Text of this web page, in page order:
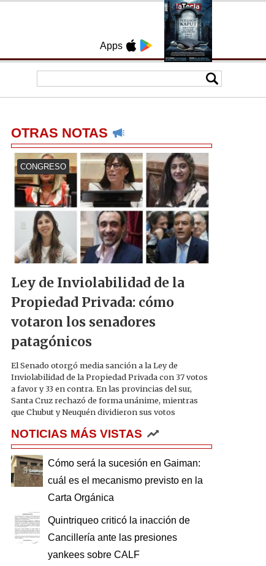
Apps
OTRAS NOTAS
CONGRESO
Ley de Inviolabilidad de la
Propiedad Privada: cómo
votaron los senadores
patagónicos
El Senado otorgó media sanción a la Ley de
Inviolabilidad de la Propiedad Privada con 37 votos
a favor y 33 en contra. En las provincias del sur,
Santa Cruz rechazó de forma unánime, mientras
que Chubut y Neuquén dividieron sus votos
NOTICIAS MÁS VISTAS
Cómo será la sucesión en Gaiman:
cuál es el mecanismo previsto en la
Carta Orgánica
Quintriqueo criticó la inacción de
Cancillería ante las presiones
yankees sobre CALF